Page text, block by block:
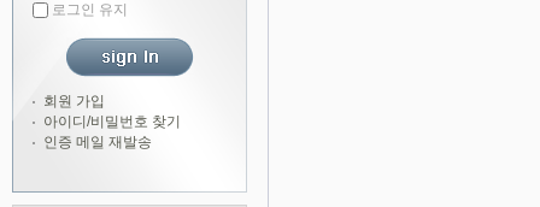
로그인 유지
회원 가입
아이디/비밀번호 찾기
인증 메일 재발송